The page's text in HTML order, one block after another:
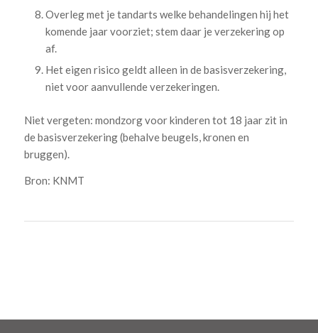
Overleg met je tandarts welke behandelingen hij het
komende jaar voorziet; stem daar je verzekering op
af.
Het eigen risico geldt alleen in de basisverzekering,
niet voor aanvullende verzekeringen.
Niet vergeten: mondzorg voor kinderen tot 18 jaar zit in
de basisverzekering (behalve beugels, kronen en
bruggen).
Bron: KNMT